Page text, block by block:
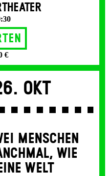
€
Okt
MENSCHEN
WIE
WELT